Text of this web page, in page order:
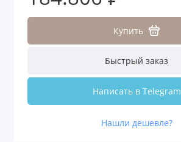
Купить
Быстрый заказ
Написать в Telegram
Нашли дешевле?